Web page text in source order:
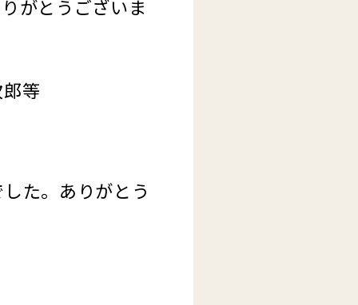
がとうございま
等
た。ありがとう